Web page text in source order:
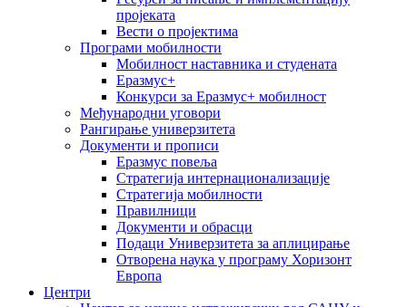
пројеката
Вести о пројектима
Програми мобилности
Мобилност наставника и студената
Еразмус+
Конкурси за Еразмус+ мобилност
Међународни уговори
Рангирање универзитета
Документи и прописи
Еразмус повеља
Стратегија интернационализације
Стратегија мобилности
Правилници
Документи и обрасци
Подаци Универзитета за аплицирање
Отворена наука у програму Хоризонт
Европа
Центри